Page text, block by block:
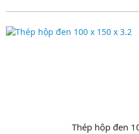
Thép hộp đen